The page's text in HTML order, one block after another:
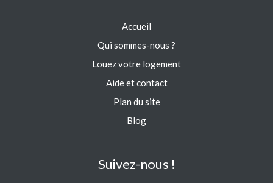
Accueil
Qui sommes-nous ?
Louez votre logement
Aide et contact
Plan du site
Blog
Suivez-nous !